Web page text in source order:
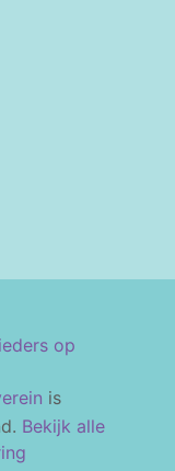
is
Bekijk alle